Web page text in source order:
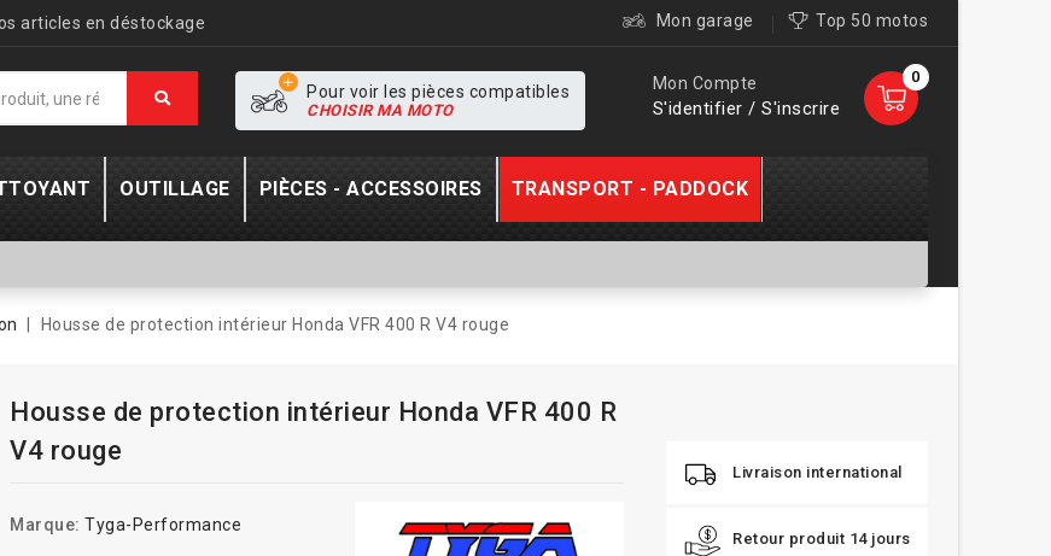
articles en déstockage Mon garage Top 50 motos
0
Mon Compte
S'identifier / S'inscrire
Pour voir les pièces compatibles
CHOISIR MA MOTO
OUTILLAGE PIÈCES - ACCESSOIRES TRANSPORT - PADDOCK
Housse de protection intérieur Honda VFR 400 R V4 rouge
Housse de protection intérieur Honda VFR 400 R
V4 rouge
Marque: Tyga-Performance
Livraison international
Retour produit 14 jours